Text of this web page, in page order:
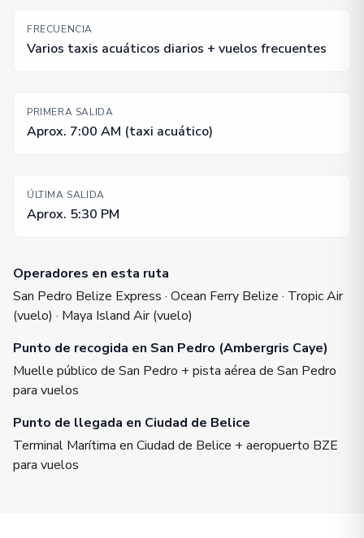
FRECUENCIA
Varios taxis acuáticos diarios + vuelos frecuentes
PRIMERA SALIDA
Aprox. 7:00 AM (taxi acuático)
ÚLTIMA SALIDA
Aprox. 5:30 PM
Operadores en esta ruta
San Pedro Belize Express · Ocean Ferry Belize · Tropic Air
(vuelo) · Maya Island Air (vuelo)
Punto de recogida en San Pedro (Ambergris Caye)
Muelle público de San Pedro + pista aérea de San Pedro
para vuelos
Punto de llegada en Ciudad de Belice
Terminal Marítima en Ciudad de Belice + aeropuerto BZE
para vuelos